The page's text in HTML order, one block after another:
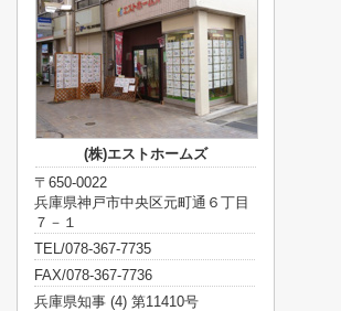
(株)エストホームズ
〒650-0022
兵庫県神戸市中央区元町通６丁目
７－１
TEL/078-367-7735
FAX/078-367-7736
兵庫県知事 (4) 第11410号